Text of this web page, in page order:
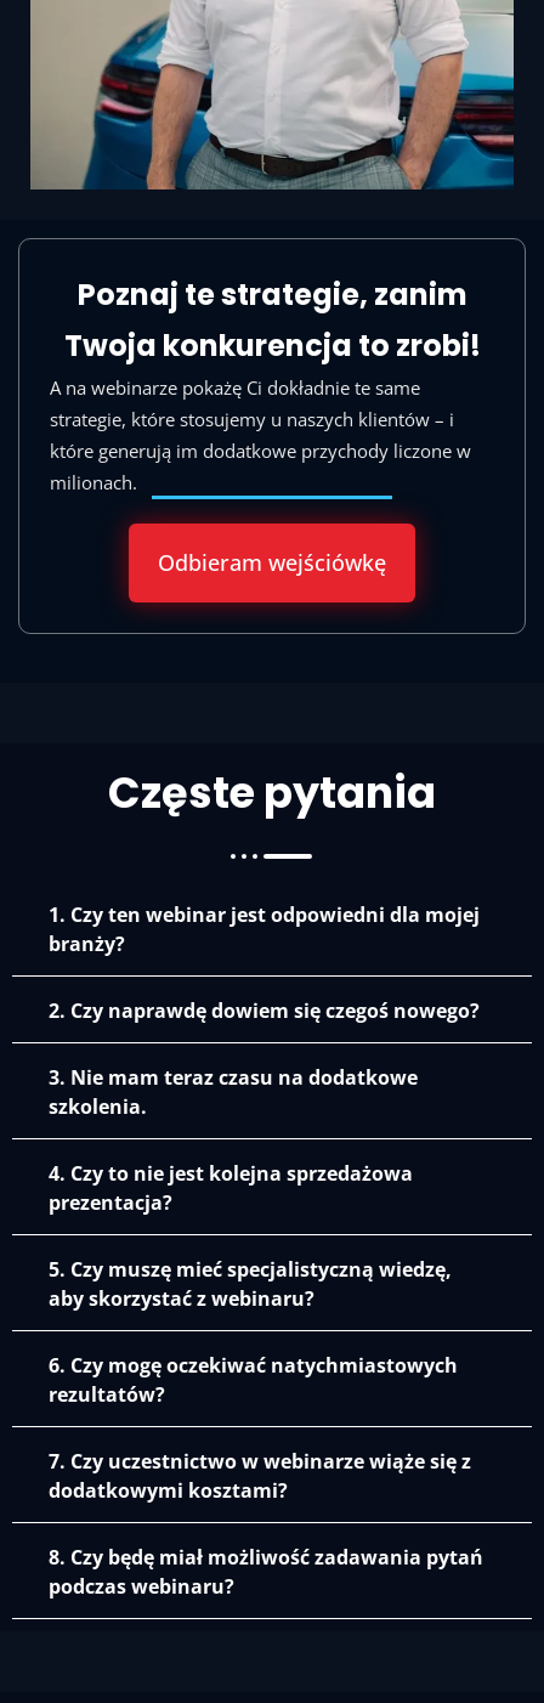
Odbieram wejściówkę
A na webinarze pokażę Ci dokładnie te same
strategie, które stosujemy u naszych klientów – i
które generują im dodatkowe przychody liczone w
milionach.
Poznaj te strategie, zanim
Twoja konkurencja to zrobi!
Częste pytania
1. Czy ten webinar jest odpowiedni dla mojej
branży?
2. Czy naprawdę dowiem się czegoś nowego?
3. Nie mam teraz czasu na dodatkowe
szkolenia.
4. Czy to nie jest kolejna sprzedażowa
prezentacja?
5. Czy muszę mieć specjalistyczną wiedzę,
aby skorzystać z webinaru?
6. Czy mogę oczekiwać natychmiastowych
rezultatów?
7. Czy uczestnictwo w webinarze wiąże się z
dodatkowymi kosztami?
8. Czy będę miał możliwość zadawania pytań
podczas webinaru?